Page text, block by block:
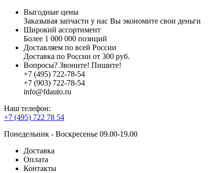
Выгодные цены
Заказывая запчасти у нас Вы экономите свои деньги
Широкий ассортимент
Более 1 000 000 позиций
Доставляем по всей России
Доставка по России от 300 руб.
Вопросы? Звоните! Пишите!
+7 (495) 722-78-54
+7 (903) 722-78-54
info@fdauto.ru
Наш телефон:
+7 (495) 722 78 54
Понедельник - Воскресенье 09.00-19.00
Доставка
Оплата
Контакты